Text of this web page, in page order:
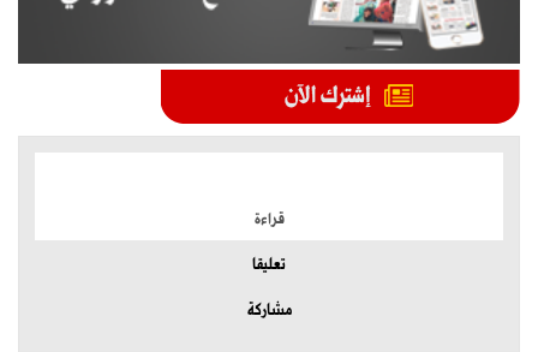
قراءة
تعليقا
مشاركة